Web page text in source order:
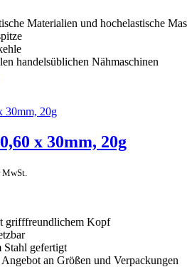
Materialien und hochelastische
handelsüblichen Nähmaschinen
x 30mm, 20g
grifffreundlichem Kopf
Stahl gefertigt
an Größen und Verpackungen